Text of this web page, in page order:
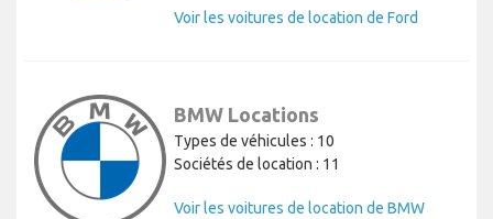
Voir les voitures de location de Ford
BMW Locations
Types de véhicules : 10
Sociétés de location : 11
Voir les voitures de location de BMW